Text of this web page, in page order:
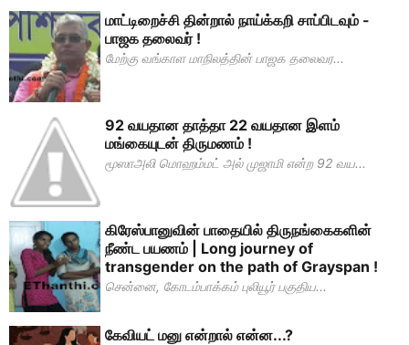
மாட்டிறைச்சி தின்றால் நாய்க்கறி சாப்பிடவும் -
பாஜக தலைவர் !
மேற்கு வங்காள மாநிலத்தின் பாஜக தலைவர...
92 வயதான தாத்தா 22 வயதான இளம்
மங்கையுடன் திருமணம் !
மூஸாஅலி மொஹம்மட் அல் முஜாமி என்ற 92 வய...
கிரேஸ்பானுவின் பாதையில் திருநங்கைகளின்
நீண்ட பயணம் | Long journey of
transgender on the path of Grayspan !
சென்னை, கோடம்பாக்கம் புலியூர் பகுதிய...
கேவியட் மனு என்றால் என்ன...?